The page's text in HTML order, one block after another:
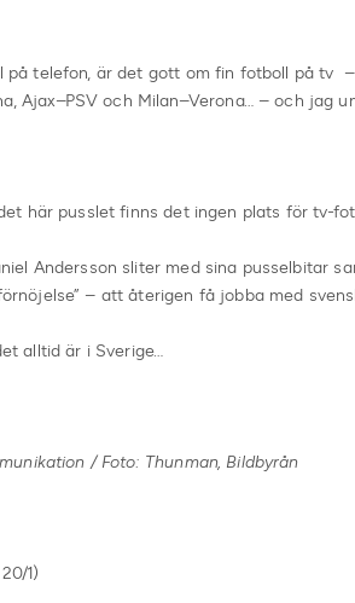
på telefon, är det gott om fin fotboll på tv
Ajax–PSV och Milan–Verona… – och jag
här pusslet finns det ingen plats för tv-
Andersson sliter med sina pusselbitar
– att återigen få jobba med
alltid är i Sverige…
/ Foto: Thunman, Bildbyrån
1)